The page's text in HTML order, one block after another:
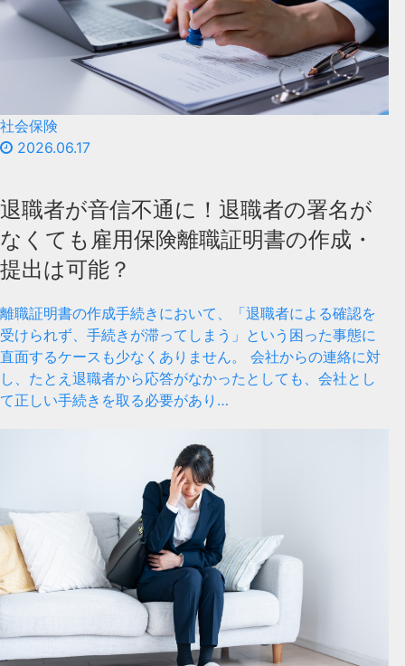
社会保険
2026.06.17
退職者が音信不通に！退職者の署名が
なくても雇用保険離職証明書の作成・
提出は可能？
離職証明書の作成手続きにおいて、「退職者による確認を
受けられず、手続きが滞ってしまう」という困った事態に
直面するケースも少なくありません。 会社からの連絡に対
し、たとえ退職者から応答がなかったとしても、会社とし
て正しい手続きを取る必要があり…